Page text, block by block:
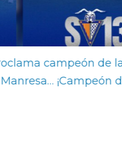
de la
de
Oliver
Jiménez, el